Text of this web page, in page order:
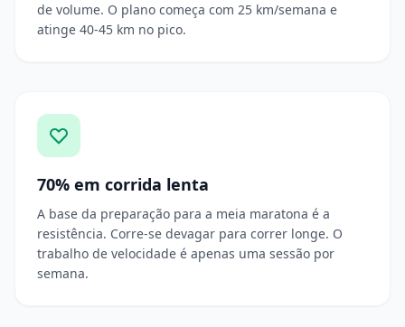
de volume. O plano começa com 25 km/semana e
atinge 40-45 km no pico.
70% em corrida lenta
A base da preparação para a meia maratona é a
resistência. Corre-se devagar para correr longe. O
trabalho de velocidade é apenas uma sessão por
semana.